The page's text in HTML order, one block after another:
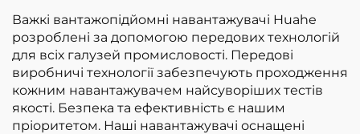
зрідженому
нафтовому газі
вантажопідйомністю
3,5 т
Важкі вантажопідйомні навантажувачі Huahe
розроблені за допомогою передових технологій
для всіх галузей промисловості. Передові
виробничі технології забезпечують проходження
кожним навантажувачем найсуворіших тестів
якості. Безпека та ефективність є нашим
пріоритетом. Наші навантажувачі оснащені